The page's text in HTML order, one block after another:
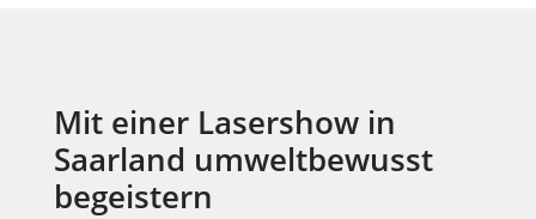
Mit einer Lasershow in
Saarland umweltbewusst
begeistern